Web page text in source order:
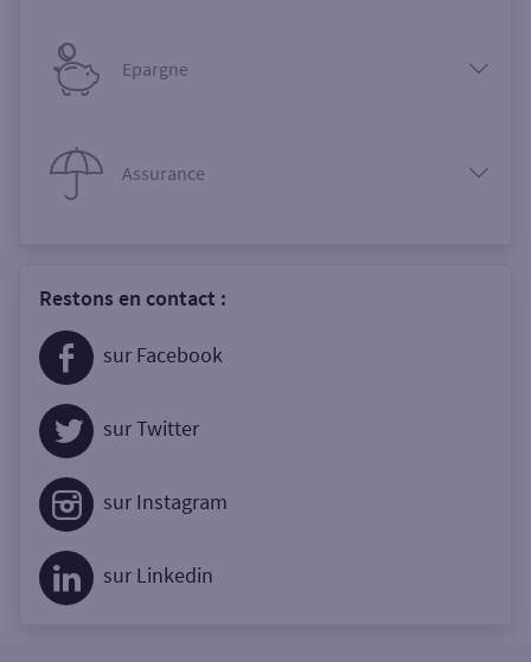
Epargne
Assurance
Restons en contact :
sur Facebook
sur Twitter
sur Instagram
sur Linkedin